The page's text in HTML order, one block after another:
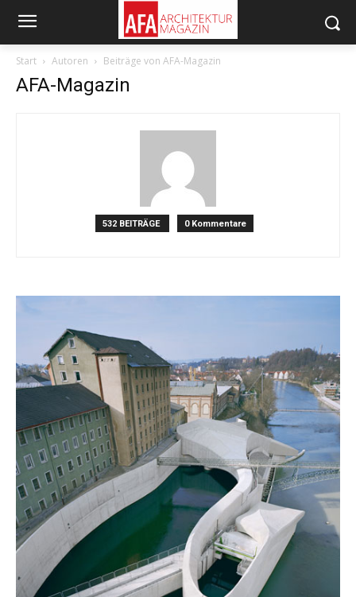
Start Autoren Beiträge von AFA-Magazin
AFA-Magazin
532 BEITRÄGE 0 Kommentare